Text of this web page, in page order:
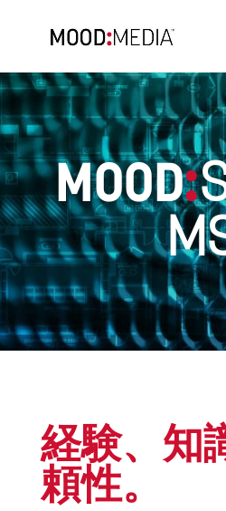
MOOD:
経験、知
頼性。